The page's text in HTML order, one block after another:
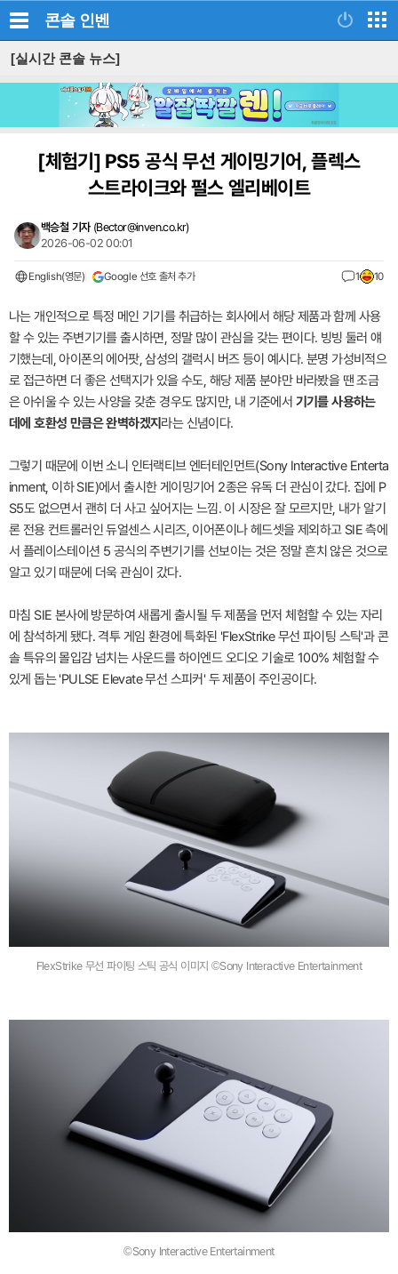
콘솔 인벤
[실시간 콘솔 뉴스]
[체험기]PS5 공식 무선 게이밍기어, 플렉스
스트라이크와 펄스 엘리베이트
백승철 기자 (Bector@inven.co.kr)
2026-06-02 00:01
English(영문) Google 선호 출처 추가 1 10
나는 개인적으로 특정 메인 기기를 취급하는 회사에서 해당 제품과 함께 사용
할 수 있는 주변기기를 출시하면, 정말 많이 관심을 갖는 편이다. 빙빙 둘러 얘
기했는데, 아이폰의 에어팟, 삼성의 갤럭시 버즈 등이 예시다. 분명 가성비적으
로 접근하면 더 좋은 선택지가 있을 수도, 해당 제품 분야만 바라봤을 땐 조금
은 아쉬울 수 있는 사양을 갖춘 경우도 많지만, 내 기준에서 기기를 사용하는
데에 호환성 만큼은 완벽하겠지 라는 신념이다.
그렇기 때문에 이번 소니 인터랙티브 엔터테인먼트(Sony Interactive Enterta
inment, 이하 SIE)에서 출시한 게이밍기어 2종은 유독 더 관심이 갔다. 집에 P
S5도 없으면서 괜히 더 사고 싶어지는 느낌. 이 시장은 잘 모르지만, 내가 알기
론 전용 컨트롤러인 듀얼센스 시리즈, 이어폰이나 헤드셋을 제외하고 SIE 측에
서 플레이스테이션 5 공식의 주변기기를 선보이는 것은 정말 흔치 않은 것으로
알고 있기 때문에 더욱 관심이 갔다.
마침 SIE 본사에 방문하여 새롭게 출시될 두 제품을 먼저 체험할 수 있는 자리
에 참석하게 됐다. 격투 게임 환경에 특화된 'FlexStrike 무선 파이팅 스틱'과 콘
솔 특유의 몰입감 넘치는 사운드를 하이엔드 오디오 기술로 100% 체험할 수
있게 돕는 'PULSE Elevate 무선 스피커' 두 제품이 주인공이다.
FlexStrike 무선 파이팅 스틱 공식 이미지 ©Sony Interactive Entertainment
©Sony Interactive Entertainment